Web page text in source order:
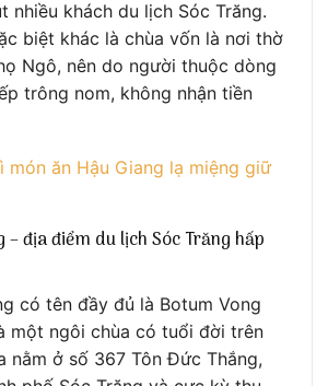
nhiều khách du lịch Sóc Trăng.
biệt khác là chùa vốn là nơi thờ
Ngô, nên do người thuộc dòng
trông nom, không nhận tiền
món ăn Hậu Giang lạ miệng giữ
– địa điểm du lịch Sóc Trăng hấp
có tên đầy đủ là Botum Vong
một ngôi chùa có tuổi đời trên
nằm ở số 367 Tôn Đức Thắng,